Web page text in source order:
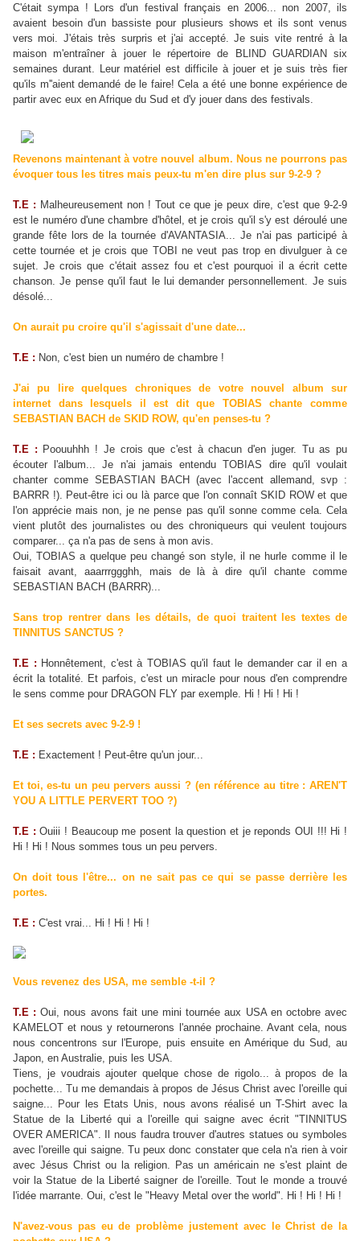
C'était sympa ! Lors d'un festival français en 2006... non 2007, ils
avaient besoin d'un bassiste pour plusieurs shows et ils sont venus
vers moi. J'étais très surpris et j'ai accepté. Je suis vite rentré à la
maison m'entraîner à jouer le répertoire de BLIND GUARDIAN six
semaines durant. Leur matériel est difficile à jouer et je suis très fier
qu'ils m''aient demandé de le faire! Cela a été une bonne expérience de
partir avec eux en Afrique du Sud et d'y jouer dans des festivals.
Revenons maintenant à votre nouvel album. Nous ne pourrons pas
évoquer tous les titres mais peux-tu m'en dire plus sur 9-2-9 ?
T.E : Malheureusement non ! Tout ce que je peux dire, c'est que 9-2-9
est le numéro d'une chambre d'hôtel, et je crois qu'il s'y est déroulé une
grande fête lors de la tournée d'AVANTASIA... Je n'ai pas participé à
cette tournée et je crois que TOBI ne veut pas trop en divulguer à ce
sujet. Je crois que c'était assez fou et c'est pourquoi il a écrit cette
chanson. Je pense qu'il faut le lui demander personnellement. Je suis
désolé...
On aurait pu croire qu'il s'agissait d'une date...
T.E : Non, c'est bien un numéro de chambre !
J'ai pu lire quelques chroniques de votre nouvel album sur
internet dans lesquels il est dit que TOBIAS chante comme
SEBASTIAN BACH de SKID ROW, qu'en penses-tu ?
T.E : Poouuhhh ! Je crois que c'est à chacun d'en juger. Tu as pu
écouter l'album... Je n'ai jamais entendu TOBIAS dire qu'il voulait
chanter comme SEBASTIAN BACH (avec l'accent allemand, svp :
BARRR !). Peut-être ici ou là parce que l'on connaît SKID ROW et que
l'on apprécie mais non, je ne pense pas qu'il sonne comme cela. Cela
vient plutôt des journalistes ou des chroniqueurs qui veulent toujours
comparer... ça n'a pas de sens à mon avis.
Oui, TOBIAS a quelque peu changé son style, il ne hurle comme il le
faisait avant, aaarrrggghh, mais de là à dire qu'il chante comme
SEBASTIAN BACH (BARRR)...
Sans trop rentrer dans les détails, de quoi traitent les textes de
TINNITUS SANCTUS ?
T.E : Honnêtement, c'est à TOBIAS qu'il faut le demander car il en a
écrit la totalité. Et parfois, c'est un miracle pour nous d'en comprendre
le sens comme pour DRAGON FLY par exemple. Hi ! Hi ! Hi !
Et ses secrets avec 9-2-9 !
T.E : Exactement ! Peut-être qu'un jour...
Et toi, es-tu un peu pervers aussi ? (en référence au titre : AREN'T
YOU A LITTLE PERVERT TOO ?)
T.E : Ouiii ! Beaucoup me posent la question et je reponds OUI !!! Hi !
Hi ! Hi ! Nous sommes tous un peu pervers.
On doit tous l'être... on ne sait pas ce qui se passe derrière les
portes.
T.E : C'est vrai... Hi ! Hi ! Hi !
Vous revenez des USA, me semble -t-il ?
T.E : Oui, nous avons fait une mini tournée aux USA en octobre avec
KAMELOT et nous y retournerons l'année prochaine. Avant cela, nous
nous concentrons sur l'Europe, puis ensuite en Amérique du Sud, au
Japon, en Australie, puis les USA.
Tiens, je voudrais ajouter quelque chose de rigolo... à propos de la
pochette... Tu me demandais à propos de Jésus Christ avec l'oreille qui
saigne... Pour les Etats Unis, nous avons réalisé un T-Shirt avec la
Statue de la Liberté qui a l'oreille qui saigne avec écrit "TINNITUS
OVER AMERICA". Il nous faudra trouver d'autres statues ou symboles
avec l'oreille qui saigne. Tu peux donc constater que cela n'a rien à voir
avec Jésus Christ ou la religion. Pas un américain ne s'est plaint de
voir la Statue de la Liberté saigner de l'oreille. Tout le monde a trouvé
l'idée marrante. Oui, c'est le "Heavy Metal over the world". Hi ! Hi ! Hi !
N'avez-vous pas eu de problème justement avec le Christ de la